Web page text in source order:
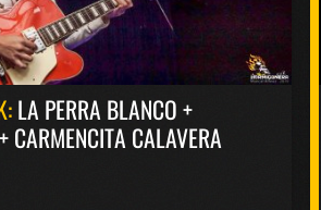
LA PERRA BLANCO +
CARMENCITA CALAVERA